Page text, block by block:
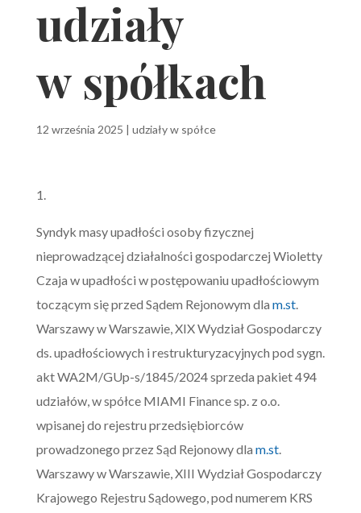
udziały
w spółkach
12 września 2025 | udziały w spółce
1.
Syndyk masy upadłości osoby fizycznej
nieprowadzącej działalności gospodarczej Wioletty
Czaja w upadłości w postępowaniu upadłościowym
toczącym się przed Sądem Rejonowym dla m.st.
Warszawy w Warszawie, XIX Wydział Gospodarczy
ds. upadłościowych i restrukturyzacyjnych pod sygn.
akt WA2M/GUp-s/1845/2024 sprzeda pakiet 494
udziałów, w spółce MIAMI Finance sp. z o.o.
wpisanej do rejestru przedsiębiorców
prowadzonego przez Sąd Rejonowy dla m.st.
Warszawy w Warszawie, XIII Wydział Gospodarczy
Krajowego Rejestru Sądowego, pod numerem KRS